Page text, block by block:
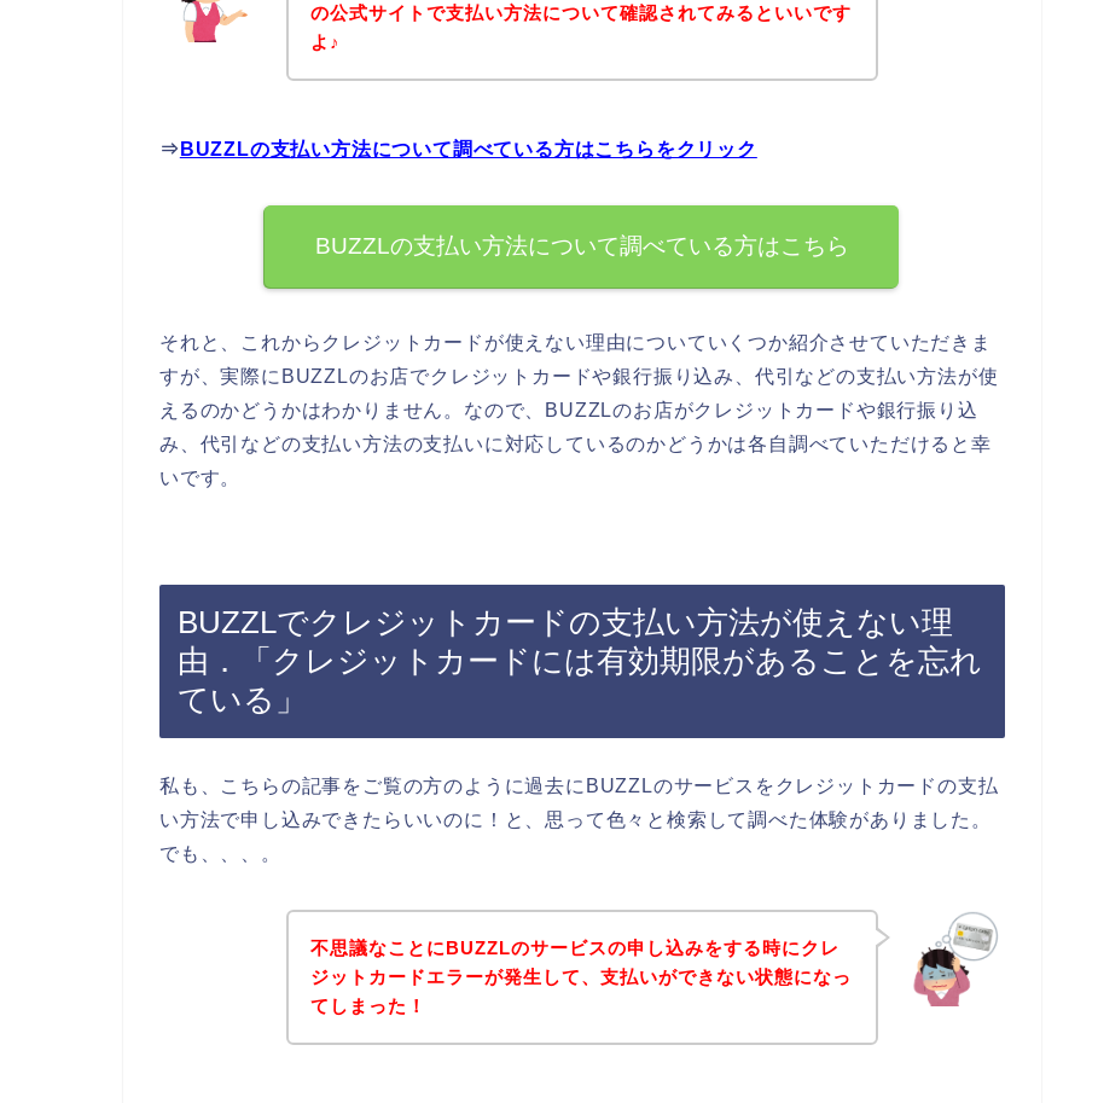
の公式サイトで支払い方法について確認されてみるといいです
よ♪
⇒ BUZZLの支払い方法について調べている方はこちらをクリック
BUZZLの支払い方法について調べている方はこちら
それと、これからクレジットカードが使えない理由についていくつか紹介させていただきま
すが、実際にBUZZLのお店でクレジットカードや銀行振り込み、代引などの支払い方法が使
えるのかどうかはわかりません。なので、BUZZLのお店がクレジットカードや銀行振り込
み、代引などの支払い方法の支払いに対応しているのかどうかは各自調べていただけると幸
いです。
BUZZLでクレジットカードの支払い方法が使えない理
由．「クレジットカードには有効期限があることを忘れ
ている」
私も、こちらの記事をご覧の方のように過去にBUZZLのサービスをクレジットカードの支払
い方法で申し込みできたらいいのに！と、思って色々と検索して調べた体験がありました。
でも、、、。
不思議なことにBUZZLのサービスの申し込みをする時にクレ
ジットカードエラーが発生して、支払いができない状態になっ
てしまった！